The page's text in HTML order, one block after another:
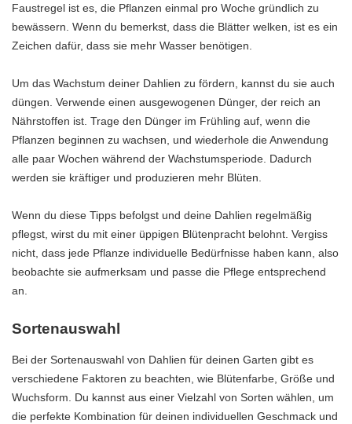
Faustregel ist es, die Pflanzen einmal pro Woche gründlich zu
bewässern. Wenn du bemerkst, dass die Blätter welken, ist es ein
Zeichen dafür, dass sie mehr Wasser benötigen.
Um das Wachstum deiner Dahlien zu fördern, kannst du sie auch
düngen. Verwende einen ausgewogenen Dünger, der reich an
Nährstoffen ist. Trage den Dünger im Frühling auf, wenn die
Pflanzen beginnen zu wachsen, und wiederhole die Anwendung
alle paar Wochen während der Wachstumsperiode. Dadurch
werden sie kräftiger und produzieren mehr Blüten.
Wenn du diese Tipps befolgst und deine Dahlien regelmäßig
pflegst, wirst du mit einer üppigen Blütenpracht belohnt. Vergiss
nicht, dass jede Pflanze individuelle Bedürfnisse haben kann, also
beobachte sie aufmerksam und passe die Pflege entsprechend
an.
Sortenauswahl
Bei der Sortenauswahl von Dahlien für deinen Garten gibt es
verschiedene Faktoren zu beachten, wie Blütenfarbe, Größe und
Wuchsform. Du kannst aus einer Vielzahl von Sorten wählen, um
die perfekte Kombination für deinen individuellen Geschmack und